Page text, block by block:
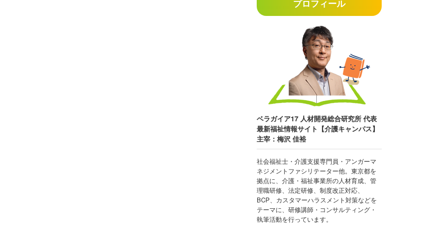
プロフィール
ベラガイア17 人材開発総合研究所 代表
最新福祉情報サイト【介護キャンパス】
主宰：梅沢 佳裕
社会福祉士・介護支援専門員・アンガーマ
ネジメントファシリテーター他。東京都を
拠点に、介護・福祉事業所の人材育成、管
理職研修、法定研修、制度改正対応、
BCP、カスタマーハラスメント対策などを
テーマに、研修講師・コンサルティング・
執筆活動を行っています。